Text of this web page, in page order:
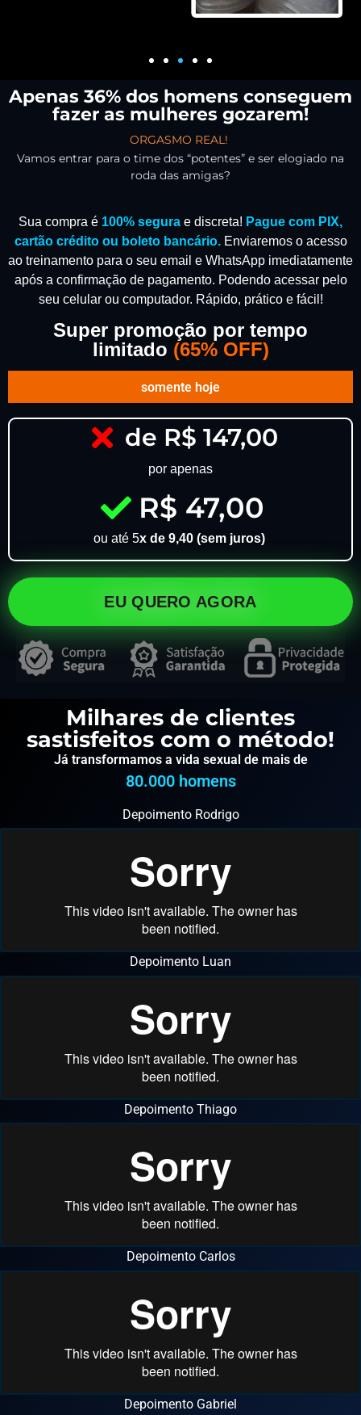
Apenas 36% dos homens conseguem
fazer as mulheres gozarem!
ORGASMO REAL!
Vamos entrar para o time dos “potentes” e ser elogiado na
roda das amigas?
Sua compra é 100% segura e discreta! Pague com PIX,
cartão crédito ou boleto bancário. Enviaremos o acesso
ao treinamento para o seu email e WhatsApp imediatamente
após a confirmação de pagamento. Podendo acessar pelo
seu celular ou computador. Rápido, prático e fácil!
Super promoção por tempo
limitado (65% OFF)
somente hoje
de R$ 147,00
por apenas
R$ 47,00
ou até 5x de 9,40 (sem juros)
EU QUERO AGORA
Milhares de clientes
sastisfeitos com o método!
Já transformamos a vida sexual de mais de
80.000 homens
Depoimento Rodrigo
Depoimento Luan
Depoimento Thiago
Depoimento Carlos
Depoimento Gabriel